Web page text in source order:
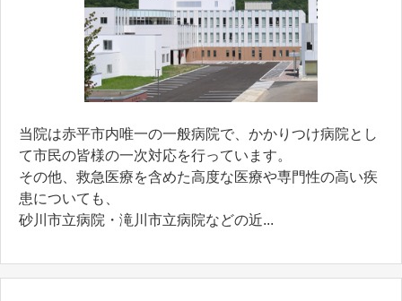
当院は赤平市内唯一の一般病院で、かかりつけ病院とし
て市民の皆様の一次対応を行っています。
その他、救急医療を含めた高度な医療や専門性の高い疾
患についても、
砂川市立病院・滝川市立病院などの近...